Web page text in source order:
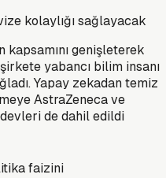
kolaylığı sağlayacak
genişleterek
yabancı bilim insanı
Yapay zekadan temiz
AstraZeneca ve
de dahil edildi